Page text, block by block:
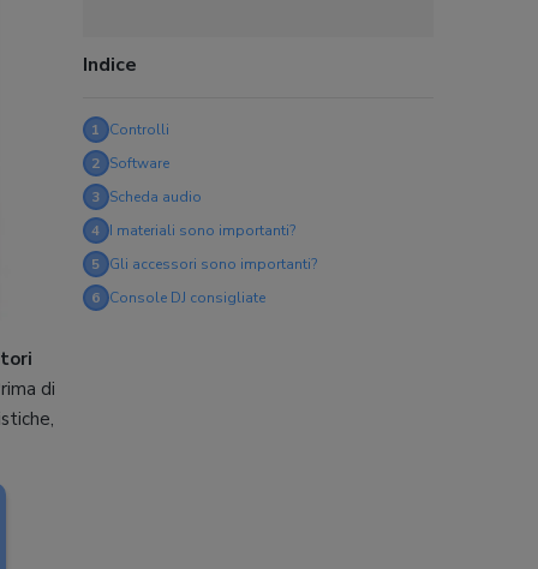
Indice
1 Controlli
2 Software
3 Scheda audio
4 I materiali sono importanti?
5 Gli accessori sono importanti?
6 Console DJ consigliate
di